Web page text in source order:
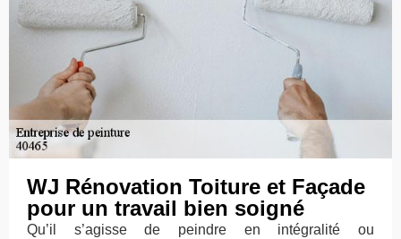
WJ Rénovation Toiture et Façade
pour un travail bien soigné
Qu’il s’agisse de peindre en intégralité ou